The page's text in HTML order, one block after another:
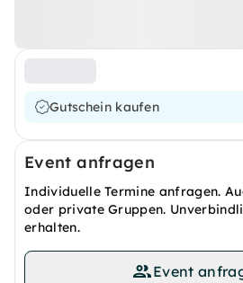
Gutschein kaufen
Event anfragen
Individuelle Termine anfragen.
oder private Gruppen.
erhalten.
Event